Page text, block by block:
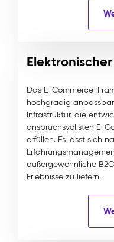
Das E-Commerce-
hochgradig
Infrastruktur, die
anspruchsvollsten E-
erfüllen. Es lässt sich
außergewöhnliche
Erlebnisse zu liefern.